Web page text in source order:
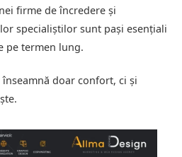
firme de încredere și
specialiștilor sunt pași esențiali
pe termen lung.
doar confort, ci și